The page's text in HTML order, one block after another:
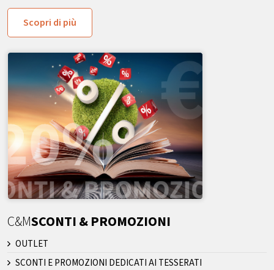
Scopri di più
C&MSCONTI & PROMOZIONI
OUTLET
SCONTI E PROMOZIONI DEDICATI AI TESSERATI